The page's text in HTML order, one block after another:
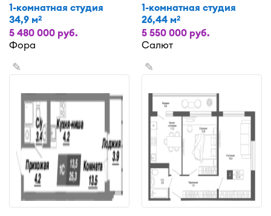
1-комнатная студия
34,9 м2
5 480 000 руб.
Фора
1-комнатная студия
26,44 м2
5 550 000 руб.
Салют
✎ ✎